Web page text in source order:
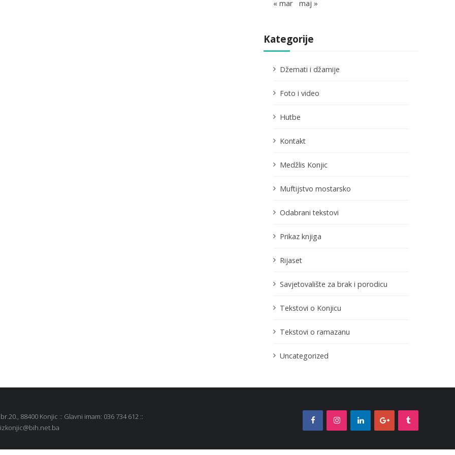
« mar maj »
Kategorije
Džemati i džamije
Foto i video
Hutbe
Kontakt
Medžlis Konjic
Muftijstvo mostarsko
Odabrani tekstovi
Prikaz knjiga
Rijaset
Savjetovalište za brak i porodicu
Tekstovi o Konjicu
Tekstovi o ramazanu
Uncategorized
br.20., 88400 Konjic :: Glavni imam: 036 734 612 ::